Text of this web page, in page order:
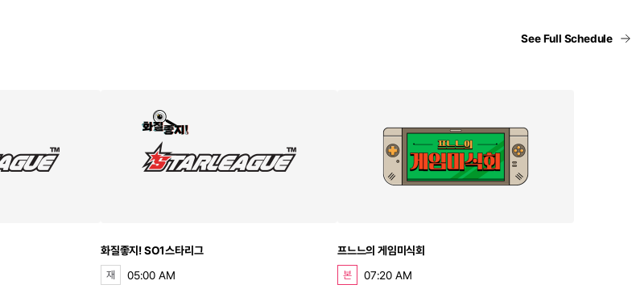
See Full Schedule
화질좋지! SO1스타리그
재 05:00 AM
프느느의 게임미식회
본 07:20 AM